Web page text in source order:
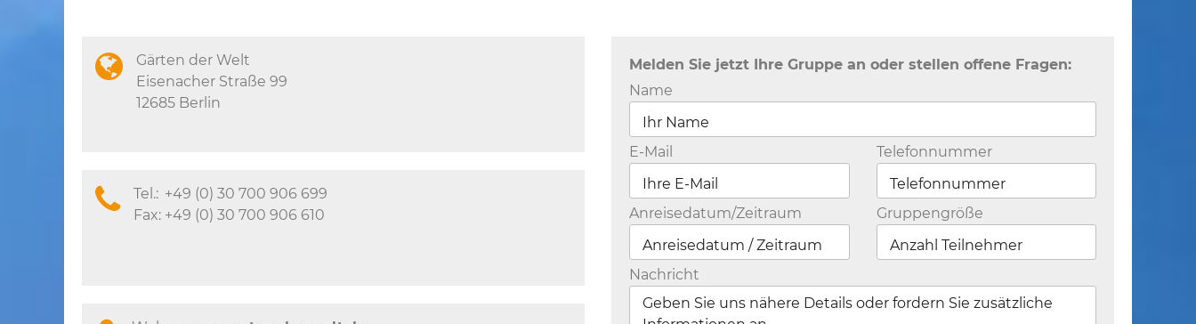
Gärten der Welt
Eisenacher Straße 99
12685 Berlin
Tel.: +49 (0) 30 700 906 699
Fax: +49 (0) 30 700 906 610
Melden Sie jetzt Ihre Gruppe an oder stellen offene Fragen:
Name
E-Mail Telefonnummer
Anreisedatum/Zeitraum Gruppengröße
Nachricht